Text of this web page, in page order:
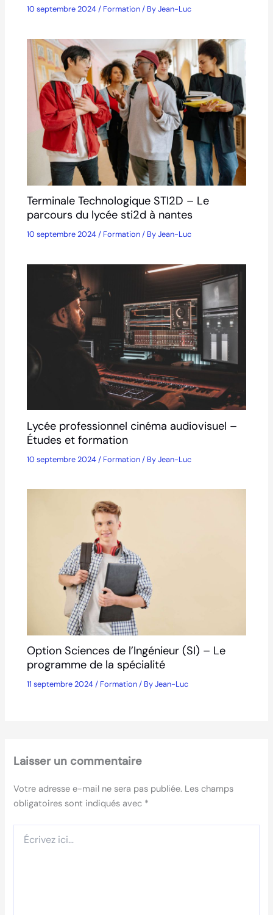
10 septembre 2024/ Formation/ ByJean-Luc
Terminale Technologique STI2D – Le
parcours du lycée sti2d à nantes
10 septembre 2024/ Formation/ ByJean-Luc
Lycée professionnel cinéma audiovisuel –
Études et formation
10 septembre 2024/ Formation/ ByJean-Luc
Option Sciences de l’Ingénieur (SI) – Le
programme de la spécialité
11 septembre 2024/ Formation/ ByJean-Luc
Laisser un commentaire
Votre adresse e-mail ne sera pas publiée. Les champs
obligatoires sont indiqués avec *
ici…